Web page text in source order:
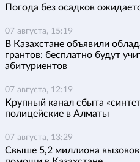
Погода без осадков
07 августа, 15:19
В Казахстане объявили
грантов: бесплатно будут
абитуриентов
07 августа, 12:19
Крупный канал сбыта
полицейские в Алматы
07 августа, 13:29
Свыше 5,2 миллиона